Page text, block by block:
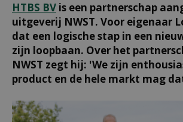
HTBS BV is een partnerschap
uitgeverij NWST. Voor eigenaar
dat een logische stap in een
zijn loopbaan. Over het
NWST zegt hij: 'We zijn
product en de hele markt mag